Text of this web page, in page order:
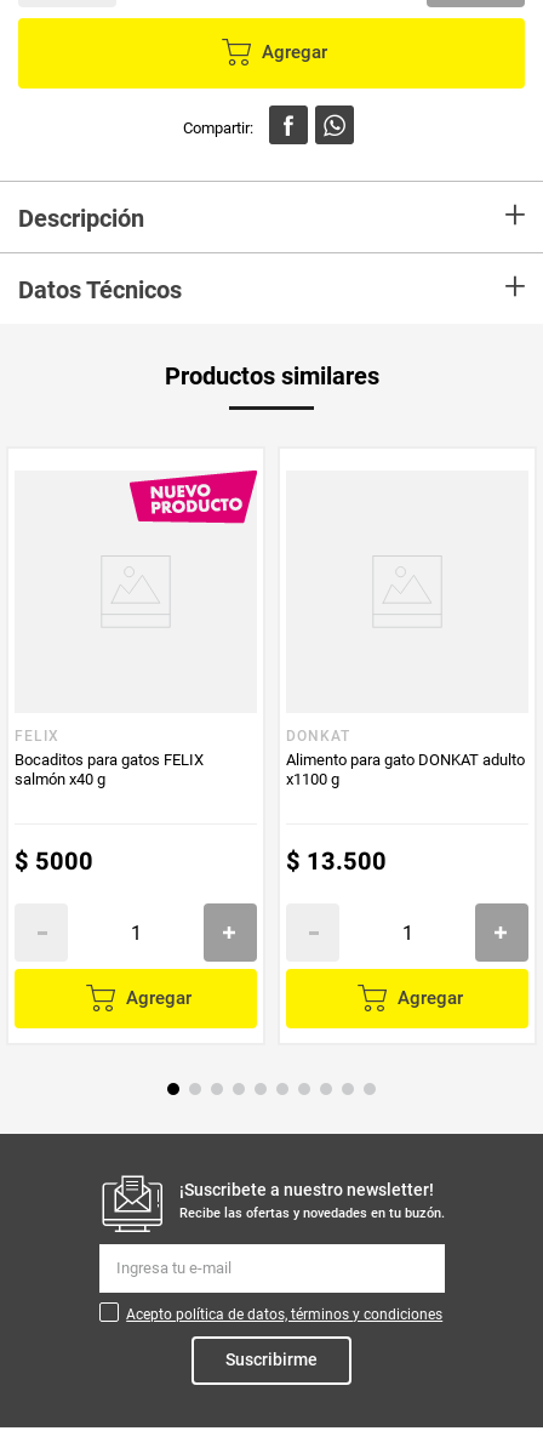
Agregar
Descripción +
nutricionales diferentes dependiendo de su edad. Con Whiskas 1+ Años le
aportaremos una nutrición completa adaptada a gatos mayores de 1 año
Datos Técnicos +
85
Producto (kg)
Productos similares
FELIX
Bocaditos para gatos FELIX
salmón x40 g
$ 5000
Agregar
DONKAT
Alimento para gato DONKAT adulto
x1100 g
$ 13.500
Agregar
¡Suscribete a nuestro newsletter!
Recibe las ofertas y novedades en tu buzón.
Acepto política de datos, términos y condiciones
Suscribirme